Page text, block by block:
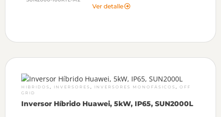
Ver detalle
HIBRIDOS , INVERSORES , INVERSORES MONOFÁSICOS , OFF
GRID
Inversor Híbrido Huawei, 5kW, IP65, SUN2000L